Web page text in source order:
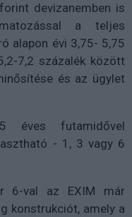
devizanemben is
a teljes
alapon évi 3,75- 5,75
7,2 százalék között
és az ügylet
éves futamidővel
- 1, 3 vagy 6
6-val az EXIM már
konstrukciót, amely a